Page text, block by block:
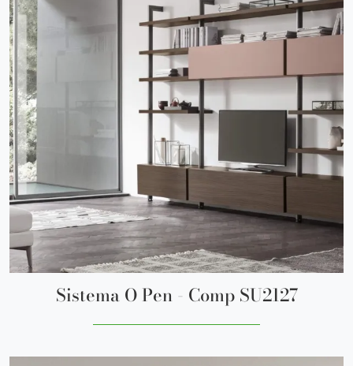
Sistema O Pen - Comp SU2127